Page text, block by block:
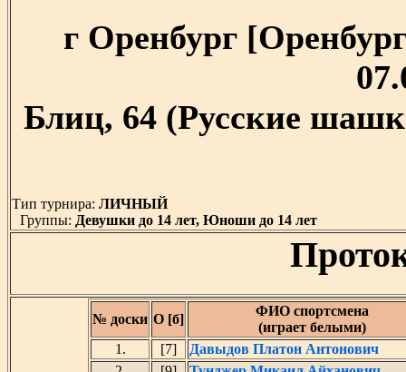
г Оренбург
Блиц, 64 (Русские
Тип турнира: ЛИЧНЫЙ
Группы: Девушки до 14 лет, Юноши до 14 лет
№ доски О [б]
ФИО спортсмена
(играет белыми)
1.
[7]
Давыдов Платон Антонович